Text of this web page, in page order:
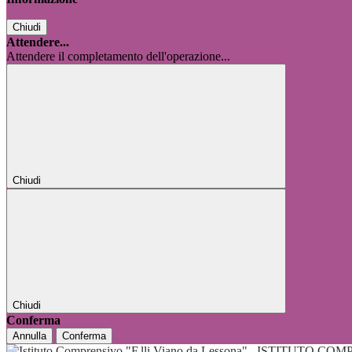
Chiudi
Attendere...
Attendere il completamento dell'operazione...
Chiudi
Chiudi
Conferma
Annulla Conferma